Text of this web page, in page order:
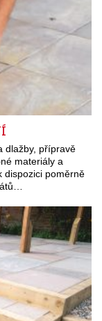
dlažby, přípravě
materiály a
dispozici poměrně